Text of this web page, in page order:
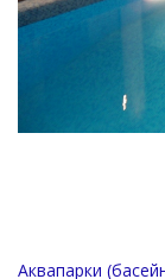
Аквапарки